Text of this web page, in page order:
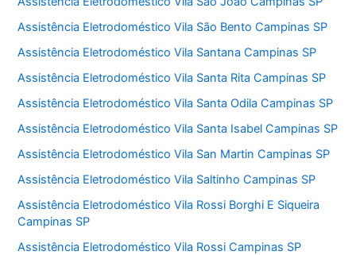
Assistência Eletrodoméstico Vila São Bento Campinas SP
Assistência Eletrodoméstico Vila Santana Campinas SP
Assistência Eletrodoméstico Vila Santa Rita Campinas SP
Assistência Eletrodoméstico Vila Santa Odila Campinas SP
Assistência Eletrodoméstico Vila Santa Isabel Campinas SP
Assistência Eletrodoméstico Vila San Martin Campinas SP
Assistência Eletrodoméstico Vila Saltinho Campinas SP
Assistência Eletrodoméstico Vila Rossi Borghi E Siqueira
Campinas SP
Assistência Eletrodoméstico Vila Rossi Campinas SP